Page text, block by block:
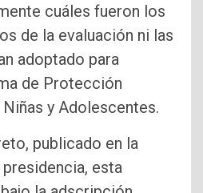
cuáles fueron los
de la evaluación ni las
adoptado para
de Protección
y Adolescentes.
publicado en la
esta